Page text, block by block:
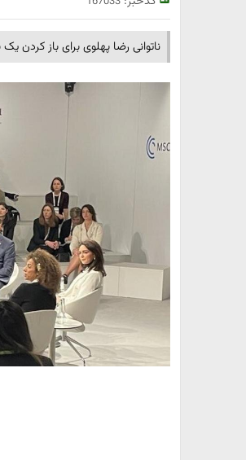
ناتوانی رضا پهلوی برای باز کردن